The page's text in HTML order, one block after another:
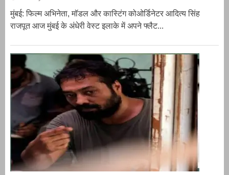
मुंबई: फिल्म अभिनेता, मॉडल और कास्टिंग कोओर्डिनेटर आदित्य सिंह
राजपूत आज मुंबई के अंधेरी वेस्ट इलाके में अपने फ्लैट...